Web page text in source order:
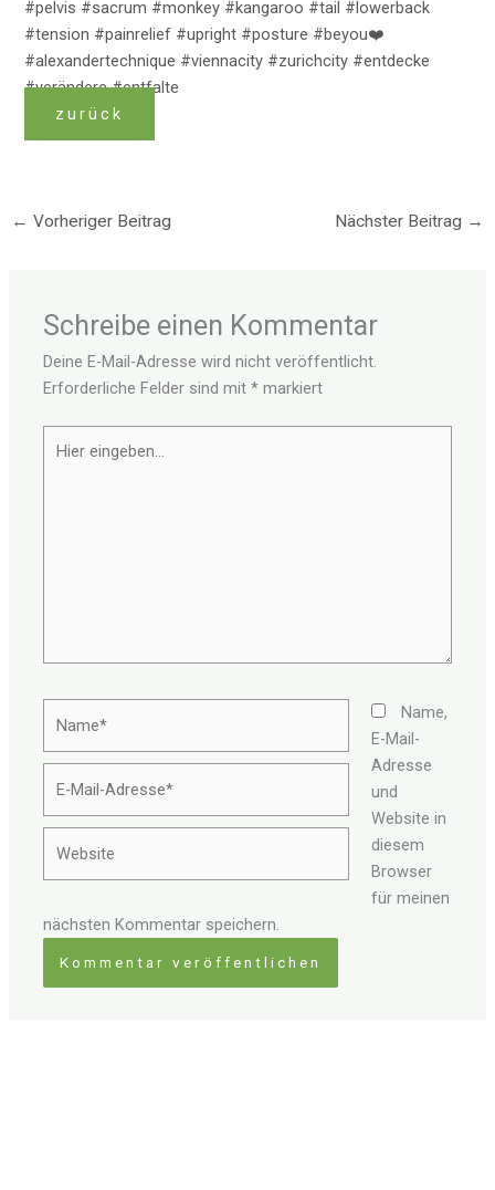
#pelvis #sacrum #monkey #kangaroo #tail #lowerback
#tension #painrelief #upright #posture #beyou❤️
#alexandertechnique #viennacity #zurichcity #entdecke
#verändere #entfalte
zurück
← Vorheriger Beitrag Nächster Beitrag →
Schreibe einen Kommentar
Deine E-Mail-Adresse wird nicht veröffentlicht.
Erforderliche Felder sind mit* markiert
eingeben…
Mail-
Adresse*
Name,
E-Mail-
Adresse
und
Website in
diesem
Browser
für meinen
nächsten Kommentar speichern.